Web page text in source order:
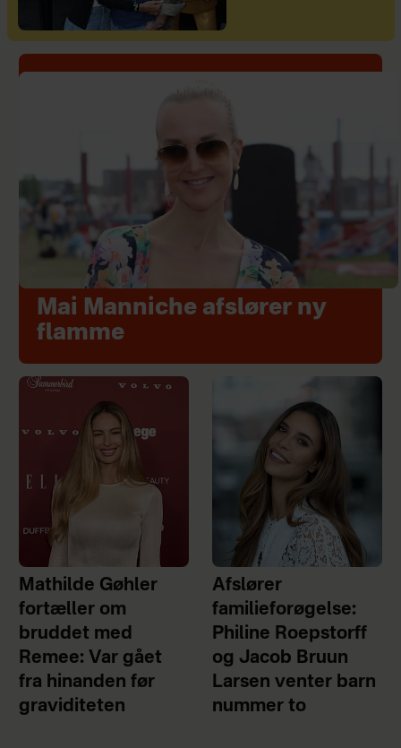
Mai Manniche afslører ny
flamme
Mathilde Gøhler
fortæller om
bruddet med
Remee: Var gået
fra hinanden før
graviditeten
Afslører
familieforøgelse:
Philine Roepstorff
og Jacob Bruun
Larsen venter barn
nummer to